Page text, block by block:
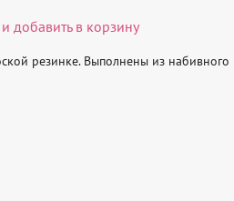
добавить в корзину
резинке. Выполнены из набивного